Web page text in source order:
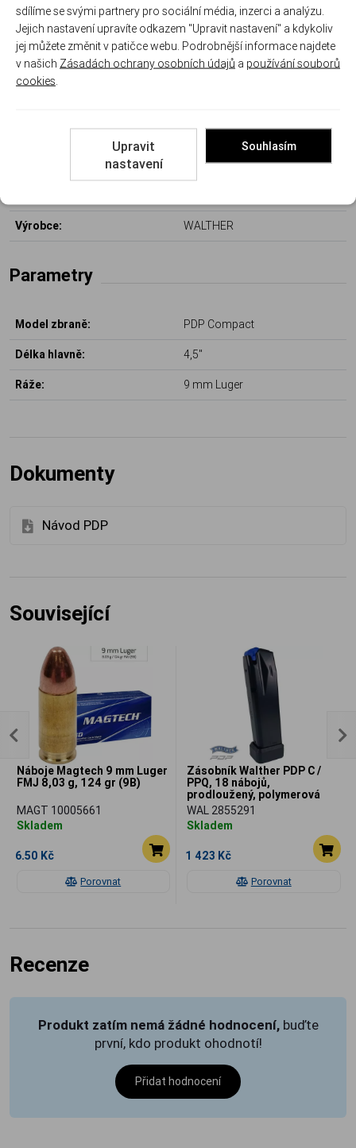
Další informace
Výrobce: WALTHER
Parametry
Model zbraně: PDP Compact
Délka hlavně: 4,5"
Ráže: 9 mm Luger
Dokumenty
Návod PDP
Související
Porovnat
Náboje Magtech 9 mm Luger
FMJ 8,03 g, 124 gr (9B)
MAGT 10005661
Skladem
6.50 Kč
Porovnat
Zásobník Walther PDP C /
PPQ, 18 nábojů,
prodloužený, polymerová
botka černá
WAL 2855291
Skladem
1 423 Kč
Recenze
Produkt zatím nemá žádné hodnocení, buďte
první, kdo produkt ohodnotí!
Přidat hodnocení
sdílíme se svými partnery pro sociální média, inzerci a analýzu.
Jejich nastavení upravíte odkazem "Upravit nastavení" a kdykoliv
jej můžete změnit v patičce webu. Podrobnější informace najdete
v našich Zásadách ochrany osobních údajů a používání souborů
cookies
Upravit
nastavení
Souhlasím